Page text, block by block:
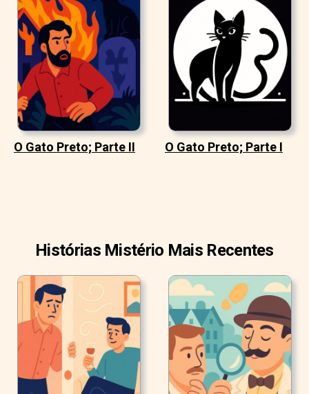
O Gato Preto; Parte II O Gato Preto; Parte I
Histórias Mistério Mais Recentes